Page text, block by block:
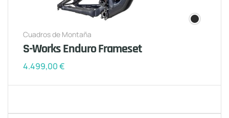
Cuadros de Montaña
S-Works Enduro Frameset
4.499,00€